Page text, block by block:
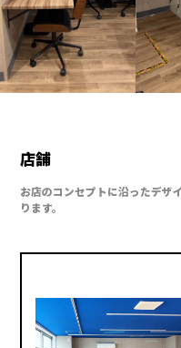
店舗
お店のコンセプトに沿ったデザ
ります。